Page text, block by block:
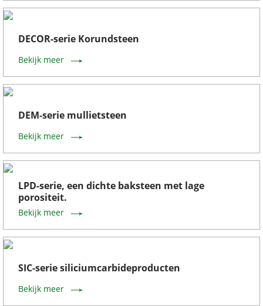
DECOR-serie Korundsteen
Bekijk meer
DEM-serie mullietsteen
Bekijk meer
LPD-serie, een dichte baksteen met lage
porositeit.
Bekijk meer
SIC-serie siliciumcarbideproducten
Bekijk meer